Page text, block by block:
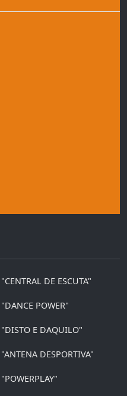
"CENTRAL DE ESCUTA"
"DANCE POWER"
"DISTO E DAQUILO"
"ANTENA DESPORTIVA"
"POWERPLAY"